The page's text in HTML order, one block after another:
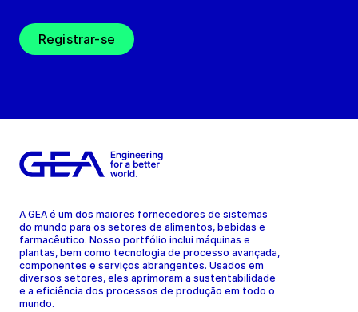
Registrar-se
A GEA é um dos maiores fornecedores de sistemas
do mundo para os setores de alimentos, bebidas e
farmacêutico. Nosso portfólio inclui máquinas e
plantas, bem como tecnologia de processo avançada,
componentes e serviços abrangentes. Usados em
diversos setores, eles aprimoram a sustentabilidade
e a eficiência dos processos de produção em todo o
mundo.